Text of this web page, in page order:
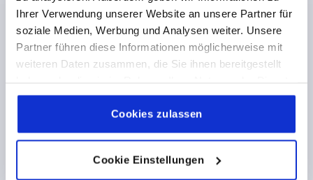
Ihrer Verwendung unserer Website an unsere Partner für
soziale Medien, Werbung und Analysen weiter. Unsere
Partner führen diese Informationen möglicherweise mit
weiteren Daten zusammen, die Sie ihnen bereitgestellt
gesammelt haben.Cookie Richtlinien
Datenschutz|AGB
Cookies zulassen
Cookie Einstellungen
D=M32X1,5, L=8, POLYAMID GRAU RAL7035
GEWINDE=M32X1,5
AUSSENDURCHMESSER=37
HÖHE=13,5
GEWINDELÄNGE=8